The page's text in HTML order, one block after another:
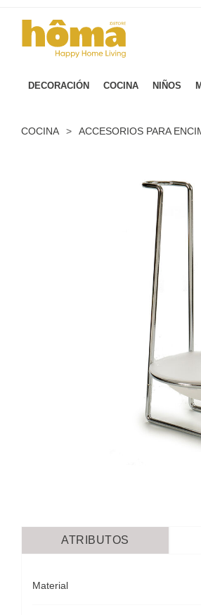
DECORACIÓN COCINA NIÑOS
COCINA > ACCESORIOS PARA
ATRIBUTOS
Material